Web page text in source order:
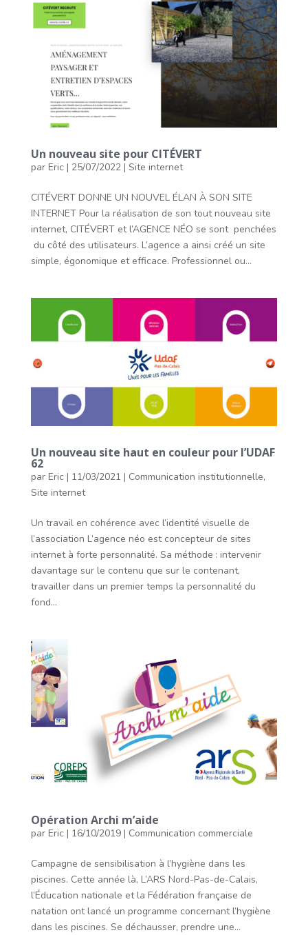
Un nouveau site pour CITÉVERT
par Eric | 25/07/2022| Site internet
CITÉVERT DONNE UN NOUVEL ÉLAN À SON SITE
INTERNET Pour la réalisation de son tout nouveau site
internet, CITÉVERT et l’AGENCE NÉO se sont penchées
du côté des utilisateurs. L’agence a ainsi créé un site
simple, égonomique et efficace. Professionnel ou...
Un nouveau site haut en couleur pour l’UDAF
62
par Eric | 11/03/2021 | Communication institutionnelle,
Site internet
Un travail en cohérence avec l’identité visuelle de
l’association L’agence néo est concepteur de sites
internet à forte personnalité. Sa méthode : intervenir
davantage sur le contenu que sur le contenant,
travailler dans un premier temps la personnalité du
fond...
Opération Archi m’aide
par Eric | 16/10/2019| Communication commerciale
Campagne de sensibilisation à l’hygiène dans les
piscines. Cette année là, L’ARS Nord-Pas-de-Calais,
l’Éducation nationale et la Fédération française de
natation ont lancé un programme concernant l’hygiène
dans les piscines. Se déchausser, prendre une...